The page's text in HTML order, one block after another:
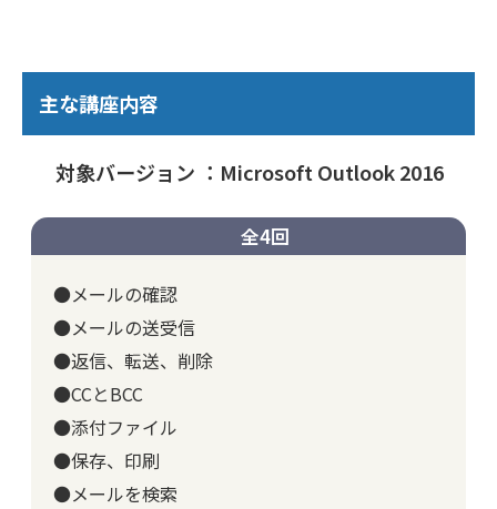
主な講座内容
対象バージョン ：Microsoft Outlook 2016
全4回
●メールの確認
●メールの送受信
●返信、転送、削除
●CCとBCC
●添付ファイル
●保存、印刷
●メールを検索